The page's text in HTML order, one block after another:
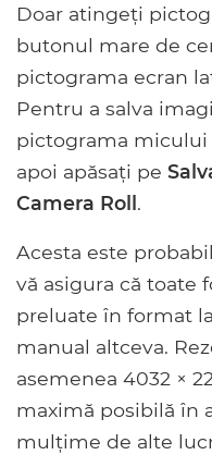
Doar atingeți
butonul mare de
pictograma ecran
Pentru a salva
pictograma
apoi apăsați pe
Camera Roll .
Acesta este
vă asigura că toate
preluate în format
manual altceva.
asemenea 4032 ×
maximă posibilă în
mulțime de alte